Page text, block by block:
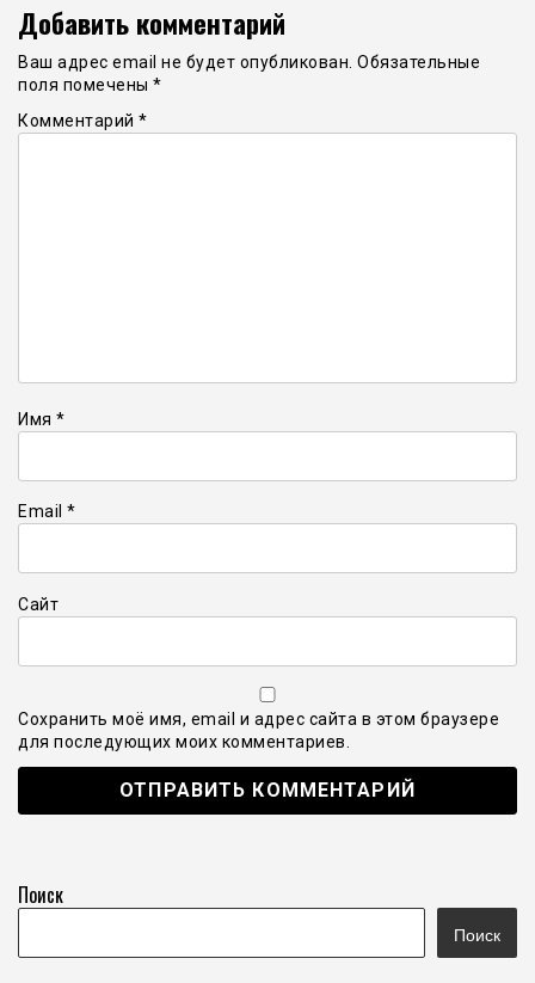
Добавить комментарий
Ваш адрес email не будет опубликован. Обязательные
поля помечены *
Комментарий *
Имя *
Email *
Сайт
Сохранить моё имя, email и адрес сайта в этом браузере
для последующих моих комментариев.
Поиск
Поиск